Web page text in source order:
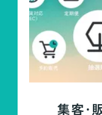
集客・